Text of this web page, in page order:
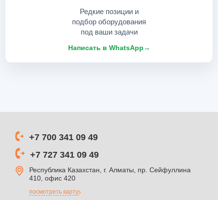
Редкие позиции и
подбор оборудования
под ваши задачи
Написать в WhatsApp→
+7 700 341 09 49
+7 727 341 09 49
Республика Казахстан, г. Алматы, пр. Сейфуллина
410, офис 420
посмотреть карту